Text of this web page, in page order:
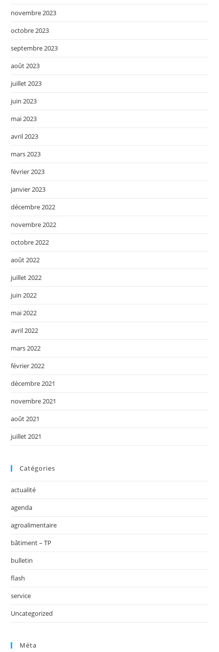
novembre 2023
octobre 2023
septembre 2023
août 2023
juillet 2023
juin 2023
mai 2023
avril 2023
mars 2023
février 2023
janvier 2023
décembre 2022
novembre 2022
octobre 2022
août 2022
juillet 2022
juin 2022
mai 2022
avril 2022
mars 2022
février 2022
décembre 2021
novembre 2021
août 2021
juillet 2021
Catégories
actualité
agenda
agroalimentaire
bâtiment – TP
bulletin
flash
service
Uncategorized
Méta